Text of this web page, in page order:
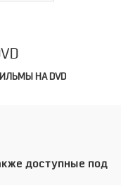
НА DVD
доступные под